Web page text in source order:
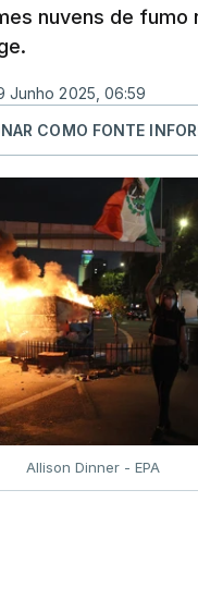
nuvens de fumo
Junho 2025, 06:59
COMO FONTE
Allison Dinner - EPA